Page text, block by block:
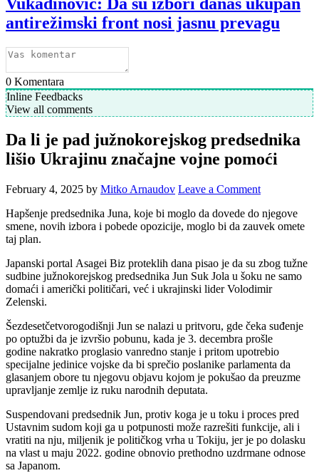
antirežimski front nosi jasnu prevagu
0 Komentara
Inline Feedbacks
View all comments
Da li je pad južnokorejskog predsednika
lišio Ukrajinu značajne vojne pomoći
February 4, 2025 by Mitko Arnaudov Leave a Comment
Hapšenje predsednika Juna, koje bi moglo da dovede do njegove
smene, novih izbora i pobede opozicije, moglo bi da zauvek omete
taj plan.
Japanski portal Asagei Biz proteklih dana pisao je da su zbog tužne
sudbine južnokorejskog predsednika Jun Suk Jola u šoku ne samo
domaći i američki političari, već i ukrajinski lider Volodimir
Zelenski.
Šezdesetčetvorogodišnji Jun se nalazi u pritvoru, gde čeka suđenje
po optužbi da je izvršio pobunu, kada je 3. decembra prošle
godine nakratko proglasio vanredno stanje i pritom upotrebio
specijalne jedinice vojske da bi sprečio poslanike parlamenta da
glasanjem obore tu njegovu objavu kojom je pokušao da preuzme
upravljanje zemlje iz ruku narodnih deputata.
Suspendovani predsednik Jun, protiv koga je u toku i proces pred
Ustavnim sudom koji ga u potpunosti može razrešiti funkcije, ali i
vratiti na nju, miljenik je političkog vrha u Tokiju, jer je po dolasku
na vlast u maju 2022. godine obnovio prethodno uzdrmane odnose
sa Japanom.